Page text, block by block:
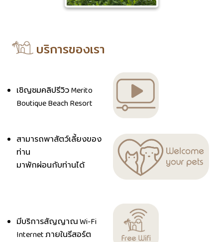
บริการของเรา
เชิญชมคลิปรีวิว Merito
Boutique Beach Resort
สามารถพาสัตว์เลี้ยงของ
ท่าน
มาพักผ่อนกับท่านได้
มีบริการสัญญาณ Wi-Fi
Internet ภายในรีสอร์ต